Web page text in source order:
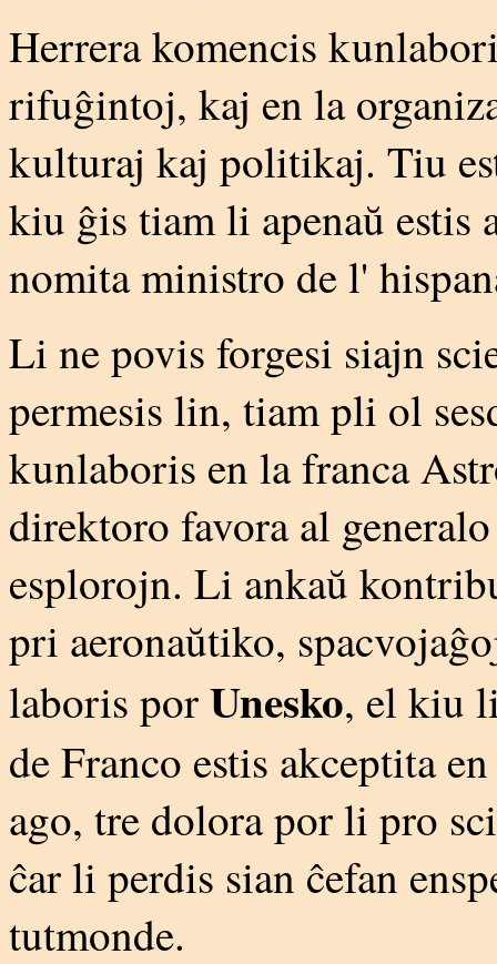
Herrera komencis
rifuĝintoj, kaj en la
kulturaj kaj politikaj. Tiu
kiu ĝis tiam li apenaŭ estis
nomita ministro de l'
Li ne povis forgesi siajn
permesis lin, tiam pli ol
kunlaboris en la franca
direktoro favora al
esplorojn. Li ankaŭ
pri aeronaŭtiko,
laboris porUnesko, el kiu
de Franco estis akceptita
ago, tre dolora por li pro
ĉar li perdis sian ĉefan
tutmonde.